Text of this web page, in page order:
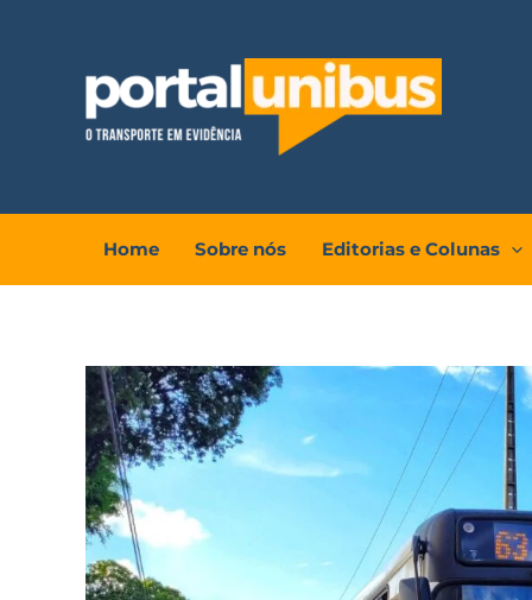
conteúdo
Home Sobre nós Editorias e Colunas